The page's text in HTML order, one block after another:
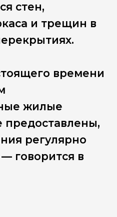
стен,
и трещин в
времени
жилые
регулярно
говорится в